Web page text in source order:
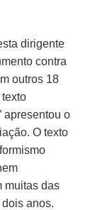
dirigente
contra
outros 18
apresentou o
O texto
muitas das
anos.